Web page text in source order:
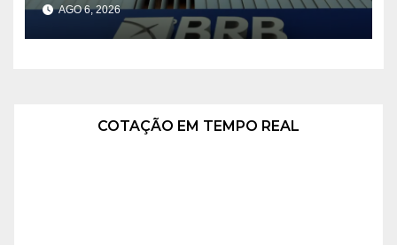
AGO 6, 2026
COTAÇÃO EM TEMPO REAL